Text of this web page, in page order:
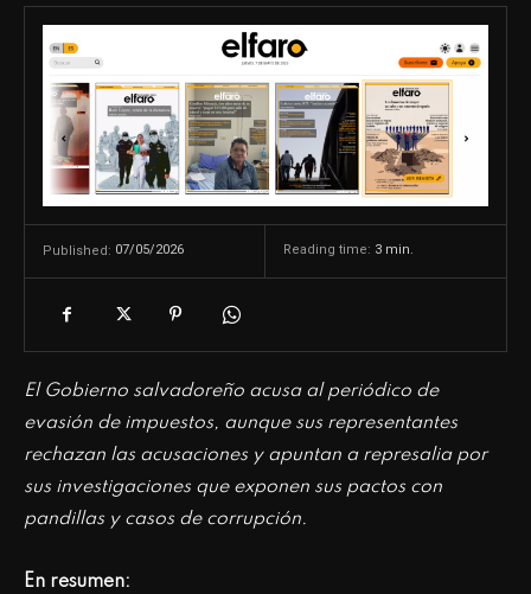
Published: 07/05/2026 Reading time: 3 min.
El Gobierno salvadoreño acusa al periódico de
evasión de impuestos, aunque sus representantes
rechazan las acusaciones y apuntan a represalia por
sus investigaciones que exponen sus pactos con
pandillas y casos de corrupción.
En resumen: